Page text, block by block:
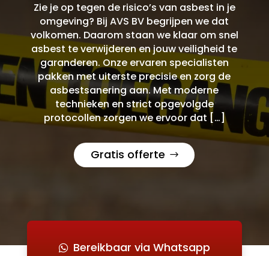
Zie je op tegen de risico’s van asbest in je
omgeving? Bij AVS BV begrijpen we dat
volkomen. Daarom staan we klaar om snel
asbest te verwijderen en jouw veiligheid te
garanderen. Onze ervaren specialisten
pakken met uiterste precisie en zorg de
asbestsanering aan. Met moderne
technieken en strict opgevolgde
protocollen zorgen we ervoor dat […]
Gratis offerte
Bereikbaar via Whatsapp